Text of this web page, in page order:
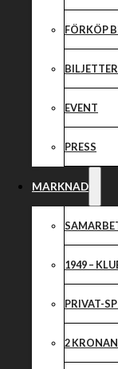
FÖRKÖP
EVENT
PRESS
MARKNAD
1949 –
PRIVAT-
2 KRONAN
Då vi har fått
Skrot-Anders
så går det bra att
Du som dessutom
Vi tackar er så
Dela nyheten: